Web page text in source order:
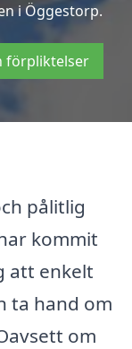
i Öggestorp.
förpliktelser
pålitlig
kommit
att enkelt
ta hand om
om